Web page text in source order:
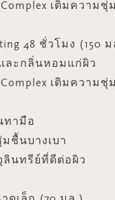
เติมความชุ่
48 ชั่วโมง (150 ม
ละกลิ่นหอมแก่ผิว
เติมความชุ่
ทามือ
ชื้นบางเบา
ลินทรีย์ที่ดีต่อผิว